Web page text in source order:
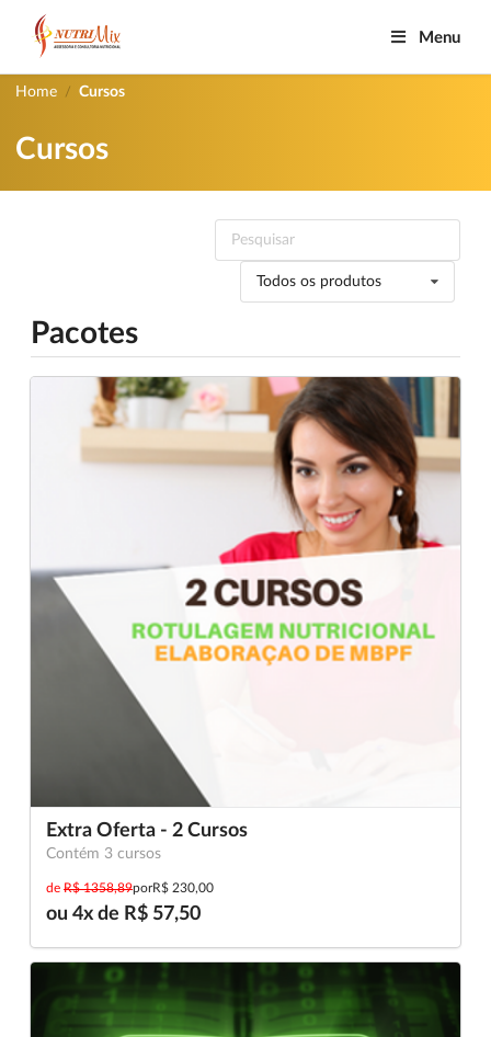
Menu
Home / Cursos
Cursos
Todos os produtos
Pacotes
Extra Oferta - 2 Cursos
Contém 3 cursos
de R$ 1358,89porR$ 230,00
ou 4x de R$ 57,50